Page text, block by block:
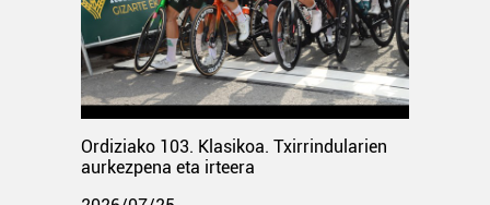
Ordiziako 103. Klasikoa. Txirrindularien
aurkezpena eta irteera